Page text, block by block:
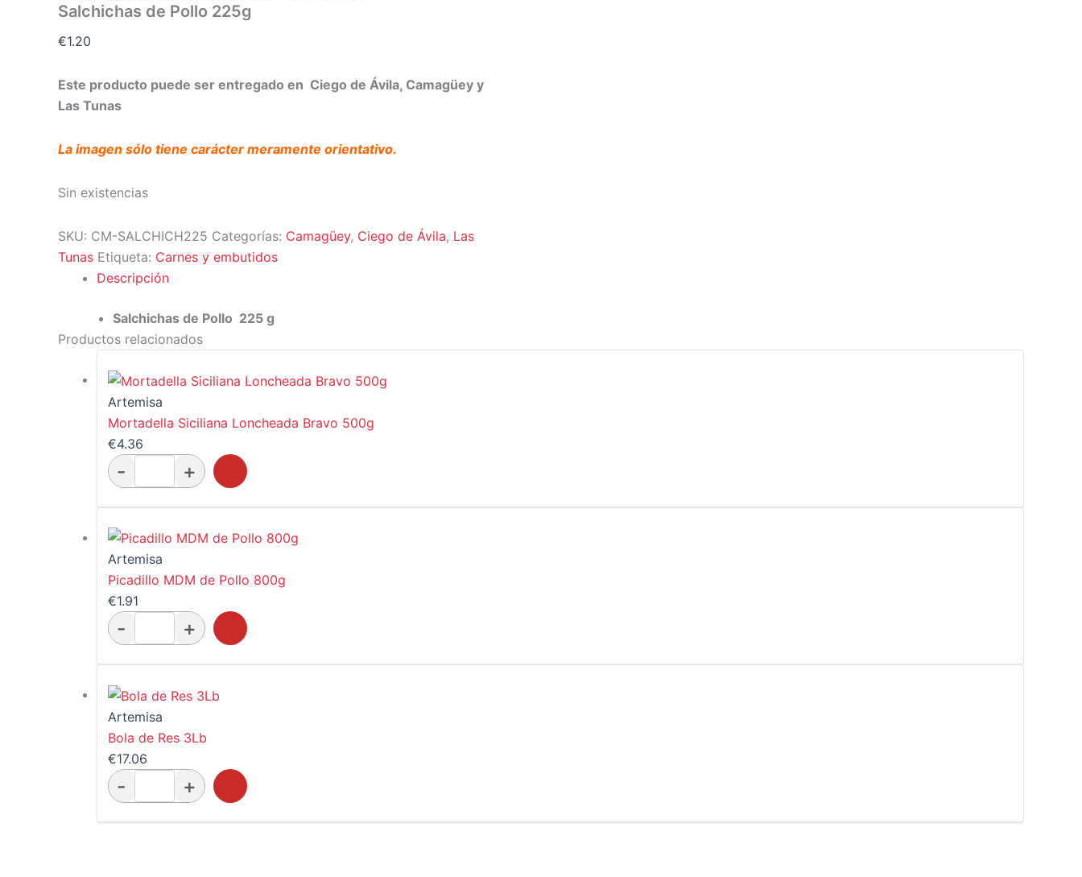
Salchichas de Pollo 225g
€1.20
Este producto puede ser entregado en Ciego de Ávila, Camagüey y
Las Tunas
La imagen sólo tiene carácter meramente orientativo.
Sin existencias
SKU: CM-SALCHICH225 Categorías: Camagüey, Ciego de Ávila, Las
Tunas Etiqueta: Carnes y embutidos
Descripción
Salchichas de Pollo 225 g
Productos relacionados
Artemisa
Mortadella Siciliana Loncheada Bravo 500g
€4.36
Artemisa
Picadillo MDM de Pollo 800g
€1.91
Artemisa
Bola de Res 3Lb
€17.06